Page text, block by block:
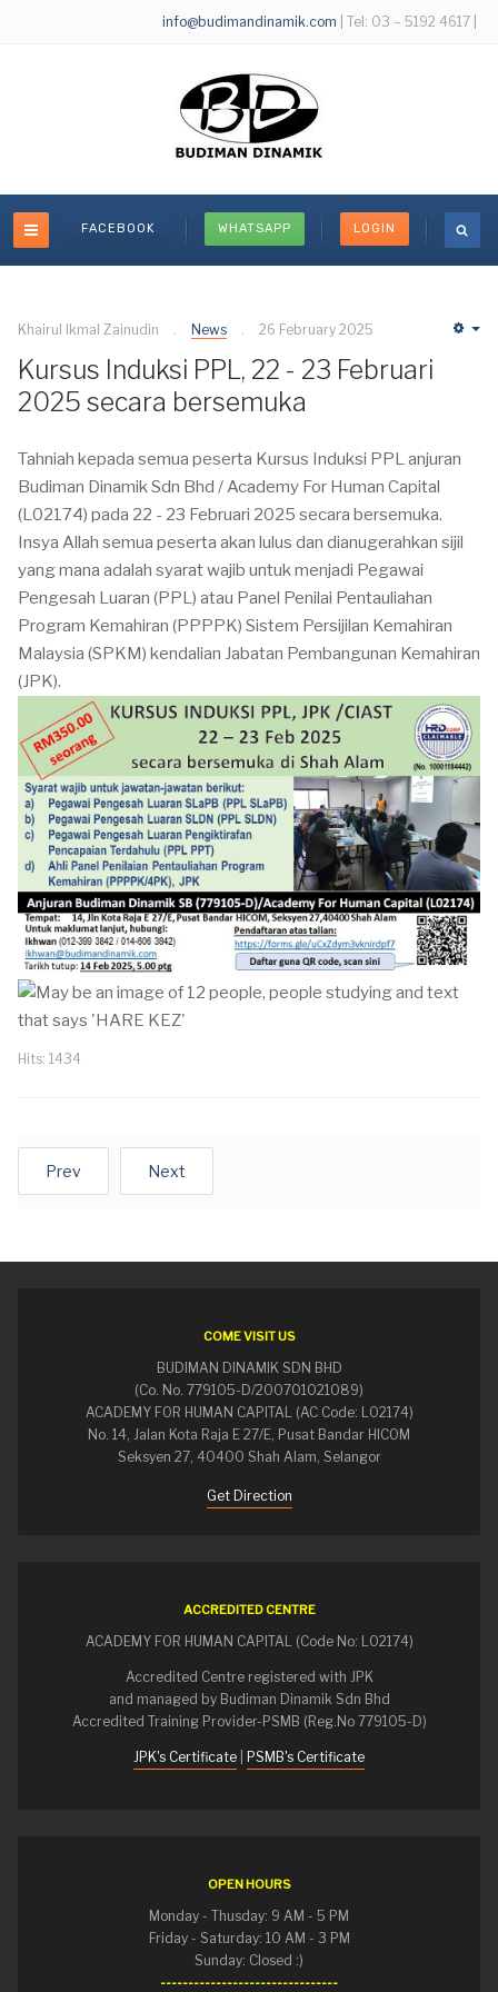
info@budimandinamik.com | Tel: 03 – 5192 4617 |
LOGIN
WHATSAPP
FACEBOOK
Khairul Ikmal Zainudin News 26 February 2025
Kursus Induksi PPL, 22 - 23 Februari
2025 secara bersemuka
Tahniah kepada semua peserta Kursus Induksi PPL anjuran
Budiman Dinamik Sdn Bhd / Academy For Human Capital
(L02174) pada 22 - 23 Februari 2025 secara bersemuka.
Insya Allah semua peserta akan lulus dan dianugerahkan sijil
yang mana adalah syarat wajib untuk menjadi Pegawai
Pengesah Luaran (PPL) atau Panel Penilai Pentauliahan
Program Kemahiran (PPPPK) Sistem Persijilan Kemahiran
Malaysia (SPKM) kendalian Jabatan Pembangunan Kemahiran
(JPK).
Hits: 1434
Prev Next
COME VISIT US
BUDIMAN DINAMIK SDN BHD
(Co. No. 779105-D/200701021089)
ACADEMY FOR HUMAN CAPITAL (AC Code: L02174)
No. 14, Jalan Kota Raja E 27/E, Pusat Bandar HICOM
Seksyen 27, 40400 Shah Alam, Selangor
Get Direction
ACCREDITED CENTRE
ACADEMY FOR HUMAN CAPITAL (Code No: L02174)
Accredited Centre registered with JPK
and managed by Budiman Dinamik Sdn Bhd
Accredited Training Provider-PSMB (Reg.No 779105-D)
JPK's Certificate PSMB's Certificate
OPEN HOURS
Monday - Thusday: 9 AM - 5 PM
Friday - Saturday: 10 AM - 3 PM
Sunday: Closed :)
--------------------------------